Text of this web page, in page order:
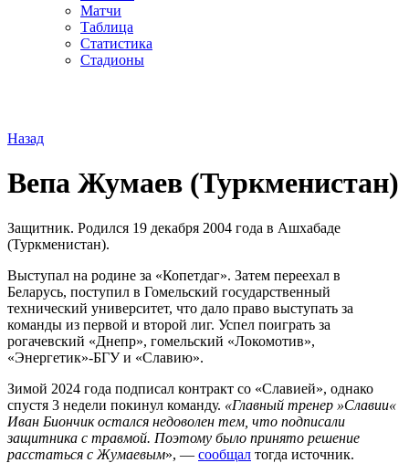
Матчи
Таблица
Статистика
Стадионы
Назад
Вепа Жумаев (Туркменистан)
Защитник. Родился 19 декабря 2004 года в Ашхабаде
(Туркменистан).
Выступал на родине за «Копетдаг». Затем переехал в
Беларусь, поступил в Гомельский государственный
технический университет, что дало право выступать за
команды из первой и второй лиг. Успел поиграть за
рогачевский «Днепр», гомельский «Локомотив»,
«Энергетик»-БГУ и «Славию».
Зимой 2024 года подписал контракт со «Славией», однако
спустя 3 недели покинул команду. «Главный тренер »Славии«
Иван Биончик остался недоволен тем, что подписали
защитника с травмой. Поэтому было принято решение
расстаться с Жумаевым», — сообщал тогда источник.